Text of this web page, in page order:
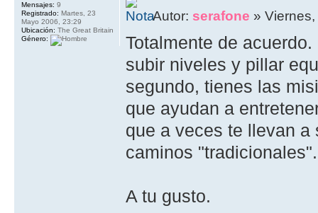
Autor: serafone »
Totalmente de
subir niveles y pillar
segundo, tienes las
que ayudan a
que a veces te llevan
caminos "tradicionales".
A tu gusto.
Mensajes: 9
Registrado: Martes, 23
Mayo 2006, 23:29
Ubicación: The Great Britain
Género: